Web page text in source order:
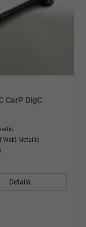
CarP DigC
Weiß Metallic
Details